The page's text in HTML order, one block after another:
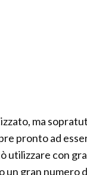
ma
pronto ad
utilizzare con
un gran numero